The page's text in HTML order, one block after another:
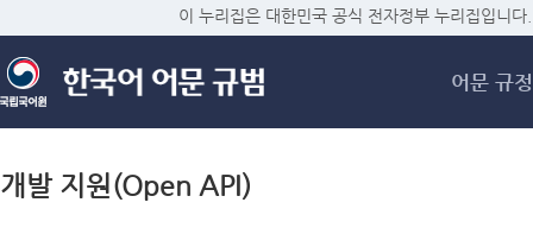
메
이 누리집은 대한민국 공식 전자정부 누리집입니다.
어문 규정
개발 지원(Open API)